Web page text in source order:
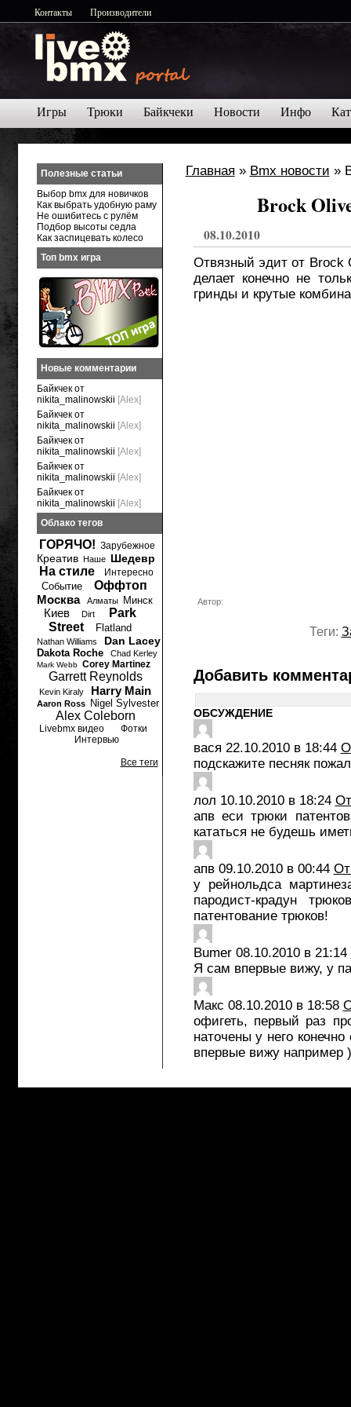
Контакты Производители
Игры Трюки Байкчеки Новости Инфо
Главная » Bmx новости »
Brock
08.10.2010
Отвязный эдит от
делает конечно не
гринды и крутые
Автор:
Теги:
Добавить
ОБСУЖДЕНИЕ
вася 22.10.2010 в 18:44
подскажите песняк
лол 10.10.2010 в 18:24
апв еси трюки
кататься не будешь
апв 09.10.2010 в 00:44
у рейнольдса
пародист-крадун
патентование трюков!
Bumer 08.10.2010 в 21:14
Я сам впервые вижу, у
Макс 08.10.2010 в 18:58
офигеть, первый раз
наточены у него
впервые вижу например )
Полезные статьи
Выбор bmx для новичков
Как выбрать удобную раму
Не ошибитесь с рулём
Подбор высоты седла
Как заспицевать колесо
Топ bmx игра
Новые комментарии
Байкчек от
nikita_malinowskii [Alex]
Байкчек от
nikita_malinowskii [Alex]
Байкчек от
nikita_malinowskii [Alex]
Байкчек от
nikita_malinowskii [Alex]
Байкчек от
nikita_malinowskii [Alex]
Облако тегов
ГОРЯЧО! Зарубежное
Креатив Наше Шедевр
На стиле Интересно
Событие
Оффтоп
Москва
Алматы Минск
Киев Dirt
Park
Street
Flatland
Nathan Williams Dan Lacey
Dakota Roche Chad Kerley
Mark Webb Corey Martinez
Garrett Reynolds
Kevin Kiraly Harry Main
Aaron Ross Nigel Sylvester
Alex Coleborn
Livebmx видео
Фотки
Интервью
Все теги